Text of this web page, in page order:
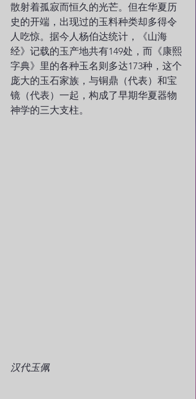
散射着孤寂而恒久的光芒。但在华夏历
史的开端，出现过的玉料种类却多得令
人吃惊。据今人杨伯达统计，《山海
经》记载的玉产地共有149处，而《康熙
字典》里的各种玉名则多达173种，这个
庞大的玉石家族，与铜鼎（代表）和宝
镜（代表）一起，构成了早期华夏器物
神学的三大支柱。
汉代玉佩